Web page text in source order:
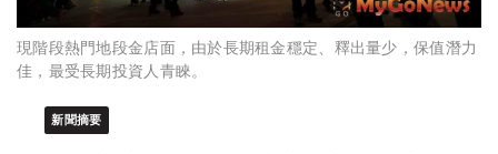
現階段熱門地段金店面，由於長期租金穩定、釋出量少，保值潛力
佳，最受長期投資人青睞。
新聞摘要